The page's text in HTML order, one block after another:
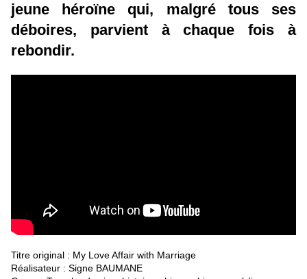
jeune héroïne qui, malgré tous ses
déboires, parvient à chaque fois à
rebondir.
Titre original : My Love Affair with Marriage
Réalisateur : Signe BAUMANE